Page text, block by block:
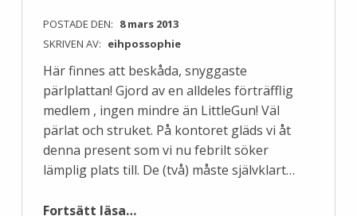
POSTADE DEN: 8 mars 2013
SKRIVEN AV: eihpossophie
Här finnes att beskåda, snyggaste
pärlplattan! Gjord av en alldeles förträfflig
medlem , ingen mindre än LittleGun! Väl
pärlat och struket. På kontoret gläds vi åt
denna present som vi nu febrilt söker
lämplig plats till. De (två) måste självklart…
Fortsätt läsa“Pärlplattor levererade till vårt nya kontor !”…